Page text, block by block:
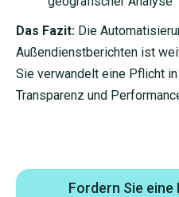
Das Fazit: Die
Außendienstberichten ist
Sie verwandelt eine Pflicht
Transparenz und
Fordern Sie eine